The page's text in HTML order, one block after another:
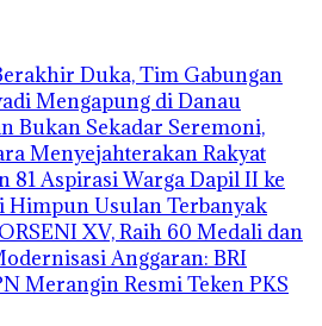
Duka, Tim Gabungan
Mengapung di Danau
Bukan Sekadar Seremoni,
Menyejahterakan Rakyat
81 Aspirasi Warga Dapil II ke
Himpun Usulan Terbanyak
XV, Raih 60 Medali dan
Anggaran: BRI
Merangin Resmi Teken PKS